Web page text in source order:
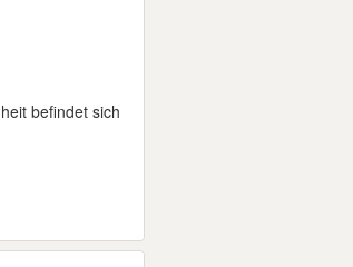
befindet sich